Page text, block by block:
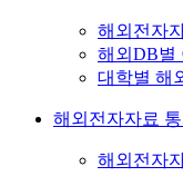
해외전자
해외DB별
대학별 해
해외전자자료 통
해외전자